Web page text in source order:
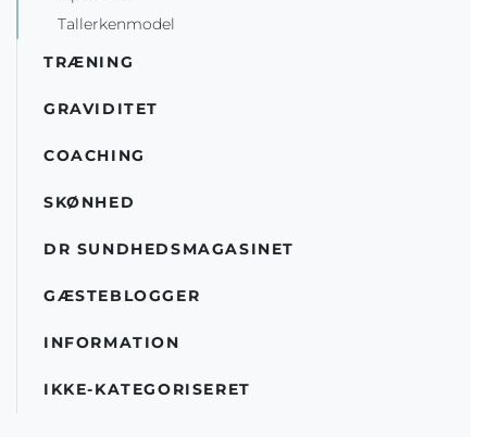
Tallerkenmodel
TRÆNING
GRAVIDITET
COACHING
SKØNHED
DR SUNDHEDSMAGASINET
GÆSTEBLOGGER
INFORMATION
IKKE-KATEGORISERET